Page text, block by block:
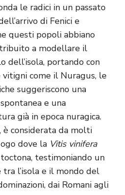
le radici in un passato
di Fenici e
questi popoli abbiano
a modellare il
dell’isola, portando con
vitigni come il Nuragus, le
suggeriscono una
e una
già in epoca nuragica.
è considerata da molti
dove la Vitis vinifera
testimoniando un
l’isola e il mondo del
dai Romani agli